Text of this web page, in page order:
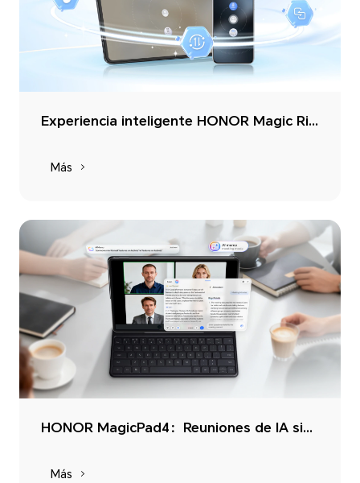
Experiencia inteligente HONOR Magic Ring, interconexión multidispositivo sin fisuras
Más
HONOR MagicPad4：Reuniones de IA sin esfuerzo
Más